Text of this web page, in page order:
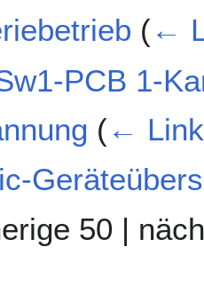
(←
PCB 1-
(←
50 |